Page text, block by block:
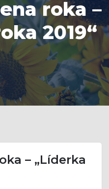
roka –
2019“
– „Líderka